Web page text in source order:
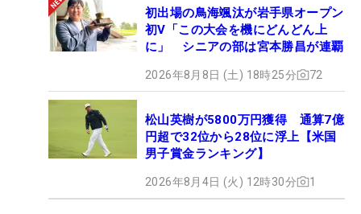
初出場の鳥海颯汰が岩手県オープン
初V「この大会を機にどんどん上
に」 シニアの部は宮本勝昌が連覇
2026年8月8日 (土) 18時25分 72
松山英樹が5800万円獲得 通算7億
円超で32位から28位に浮上【米国
男子賞金ランキング】
2026年8月4日 (火) 12時30分 1